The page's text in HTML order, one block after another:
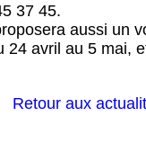
37 45.
aussi un
24 avril au 5 mai,
Retour aux